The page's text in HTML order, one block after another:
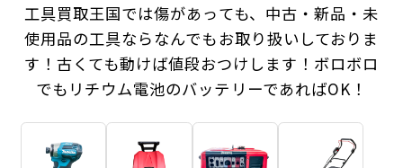
工具買取王国では傷があっても、中古・新品・未
使用品の工具ならなんでもお取り扱いしておりま
す！ 古くても動けば値段おつけします！ボロボロ
でもリチウム電池のバッテリーであればOK！